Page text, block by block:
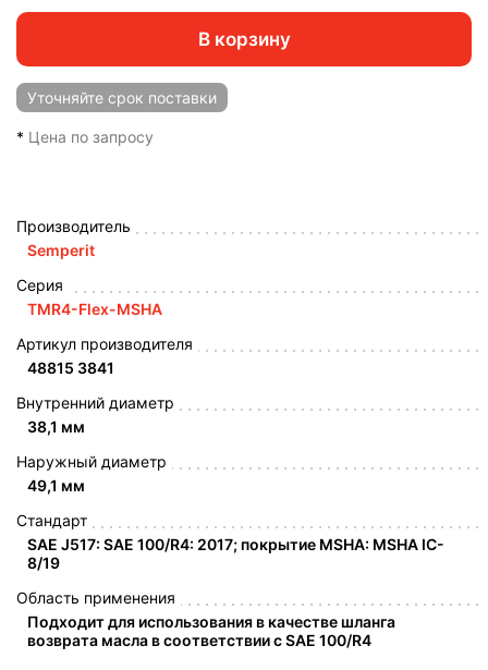
В корзину
Уточняйте срок поставки
* Цена по запросу
Производитель
Semperit
Серия
TMR4-Flex-MSHA
Артикул производителя
48815 3841
Внутренний диаметр
38,1 мм
Наружный диаметр
49,1 мм
Стандарт
SAE J517: SAE 100/R4: 2017; покрытие MSHA: MSHA IC-
8/19
Область применения
Подходит для использования в качестве шланга
возврата масла в соответствии с SAE 100/R4